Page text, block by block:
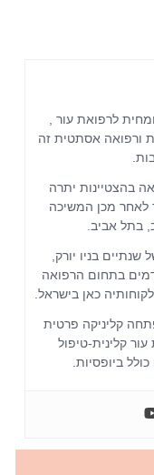
לרפואת עור ,
ורפואה אסתטית זה
בהצטיינות יתרה
לאחר מכן המשיכה
בתל אביב.
בניו יורק,
בתחום הרפואה
כאן בישראל.
קליניקה פרטית
קלינית-טיפול
ביופסיות.